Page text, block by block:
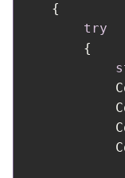
    {
try
        {